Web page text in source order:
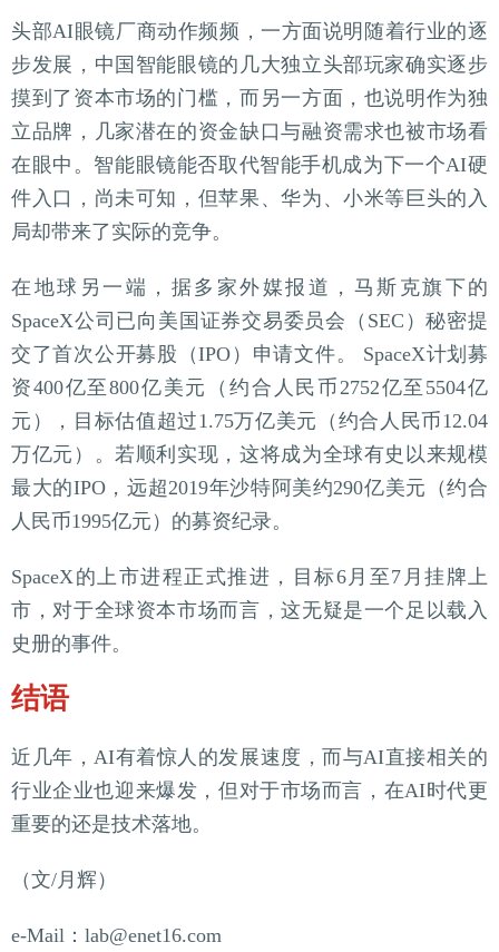
头部AI眼镜厂商动作频频，一方面说明随着行业的逐
步发展，中国智能眼镜的几大独立头部玩家确实逐步
摸到了资本市场的门槛，而另一方面，也说明作为独
立品牌，几家潜在的资金缺口与融资需求也被市场看
在眼中。智能眼镜能否取代智能手机成为下一个AI硬
件入口，尚未可知，但苹果、华为、小米等巨头的入
局却带来了实际的竞争。
在地球另一端，据多家外媒报道，马斯克旗下的
SpaceX公司已向美国证券交易委员会（SEC）秘密提
交了首次公开募股（IPO）申请文件。 SpaceX计划募
资400亿至800亿美元（约合人民币2752亿至5504亿
元），目标估值超过1.75万亿美元（约合人民币12.04
万亿元）。若顺利实现，这将成为全球有史以来规模
最大的IPO，远超2019年沙特阿美约290亿美元（约合
人民币1995亿元）的募资纪录。
SpaceX的上市进程正式推进，目标6月至7月挂牌上
市，对于全球资本市场而言，这无疑是一个足以载入
史册的事件。
结语
近几年，AI有着惊人的发展速度，而与AI直接相关的
行业企业也迎来爆发，但对于市场而言，在AI时代更
重要的还是技术落地。
（文/月辉）
e-Mail：lab@enet16.com